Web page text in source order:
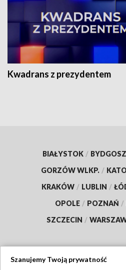
Kwadrans z prezydentem
BIAŁYSTOK /
GORZÓW WLKP. /
KRAKÓW / LUBLIN /
OPOLE / POZNAŃ /
SZCZECIN /
Szanujemy Twoją prywatność